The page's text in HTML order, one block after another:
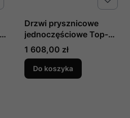
Drzwi prysznicowe
jednoczęściowe Top-
Line produkcji SanSwiss
TOPP07000107
Cena
1 608,00 zł
Do koszyka